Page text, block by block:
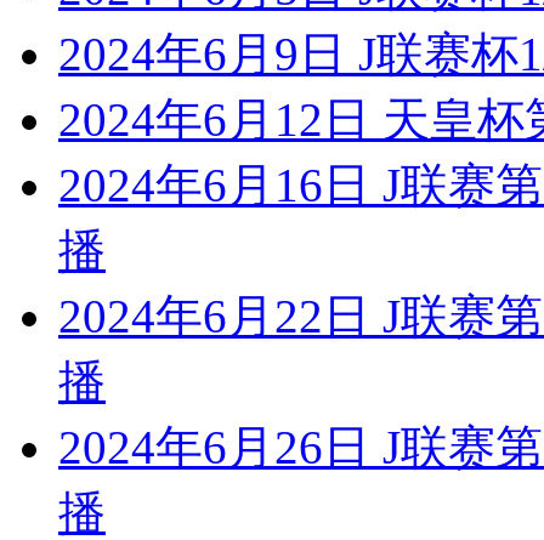
2024年6月9日 J联赛
2024年6月12日 天皇
2024年6月16日 J联赛
播
2024年6月22日 J联赛
播
2024年6月26日 J联赛
播